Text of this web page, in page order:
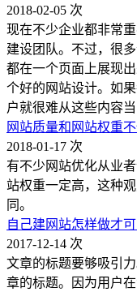
2018-02-05 次
现在不少企业都非常
建设团队。不过，很
都在一个页面上展现
个好的网站设计。如
户就很难从这些内容
网站质量和网站权重
2018-01-17 次
有不少网站优化从业
站权重一定高，这种
同。
自己建网站怎样做才
2017-12-14 次
文章的标题要够吸引
章的标题。因为用户